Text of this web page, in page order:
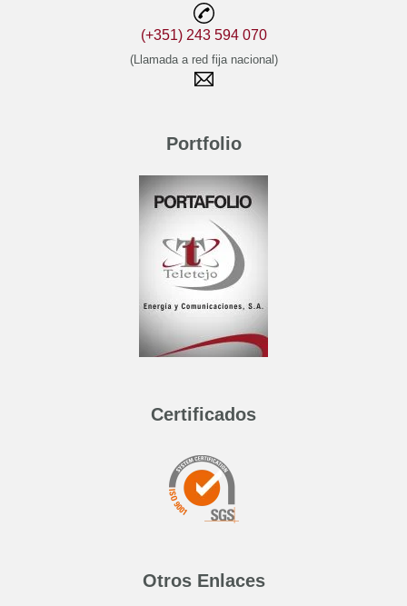
(+351) 243 594 070
(Llamada a red fija nacional)
Portfolio
Certificados
Otros Enlaces